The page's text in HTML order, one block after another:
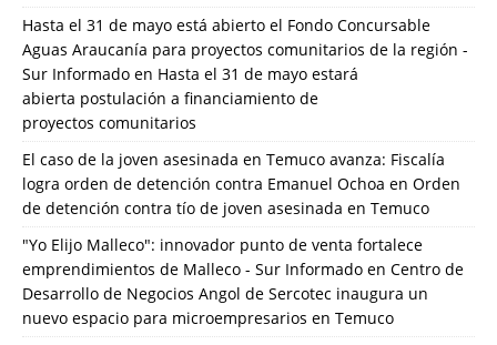
Hasta el 31 de mayo está abierto el Fondo Concursable
Aguas Araucanía para proyectos comunitarios de la región -
Sur Informado en Hasta el 31 de mayo estará
abierta postulación a financiamiento de
proyectos comunitarios
El caso de la joven asesinada en Temuco avanza: Fiscalía
logra orden de detención contra Emanuel Ochoa en Orden
de detención contra tío de joven asesinada en Temuco
"Yo Elijo Malleco": innovador punto de venta fortalece
emprendimientos de Malleco - Sur Informado en Centro de
Desarrollo de Negocios Angol de Sercotec inaugura un
nuevo espacio para microempresarios en Temuco